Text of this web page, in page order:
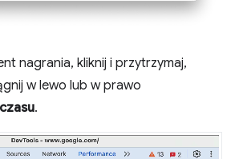
nagrania, kliknij i przytrzymaj,
w lewo lub w prawo
.